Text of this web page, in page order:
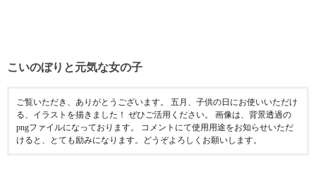
こいのぼりと元気な女の子
ご覧いただき、ありがとうございます。 五月、子供の日にお使いいただけ
る、イラストを描きました！ ぜひご活用ください。 画像は、背景透過の
pngファイルになっております。 コメントにて使用用途をお知らせいただ
けると、とても励みになります。どうぞよろしくお願いします。